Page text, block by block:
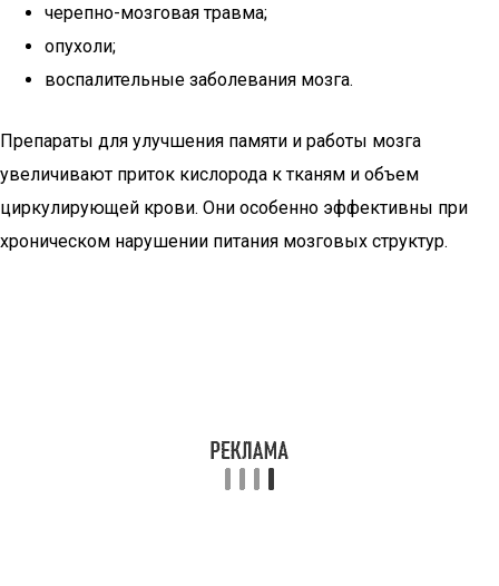
черепно-мозговая травма;
опухоли;
воспалительные заболевания мозга.
Препараты для улучшения памяти и работы мозга
увеличивают приток кислорода к тканям и объем
циркулирующей крови. Они особенно эффективны при
хроническом нарушении питания мозговых структур.